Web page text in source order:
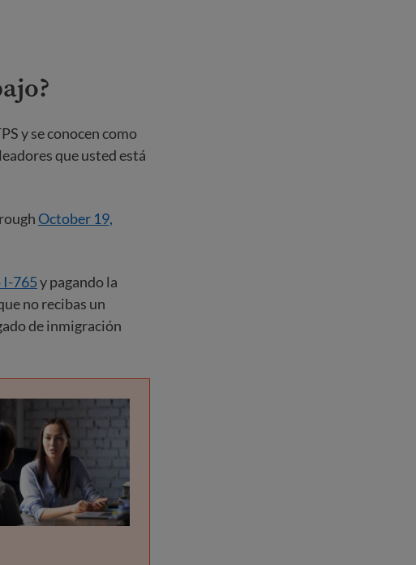
y se conocen como
que usted está
October 19,
I-765y pagando la
no recibas un
de inmigración